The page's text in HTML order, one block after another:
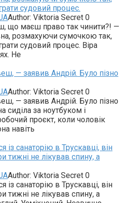
судовий процес.
Author: Viktoria Secret 0
що маєш право так чинити?! —
розмахуючи сумочкою так,
судовий процес. Віра
Не
— заявив Андрій. Було пізно
Author: Viktoria Secret 0
— заявив Андрій. Було пізно
сиділа за ноутбуком і
проєкт, коли чоловік
навіть
із санаторію в Трускавці, він
тижні не лікував спину, а
Author: Viktoria Secret 0
із санаторію в Трускавці, він
тижні не лікував спину, а